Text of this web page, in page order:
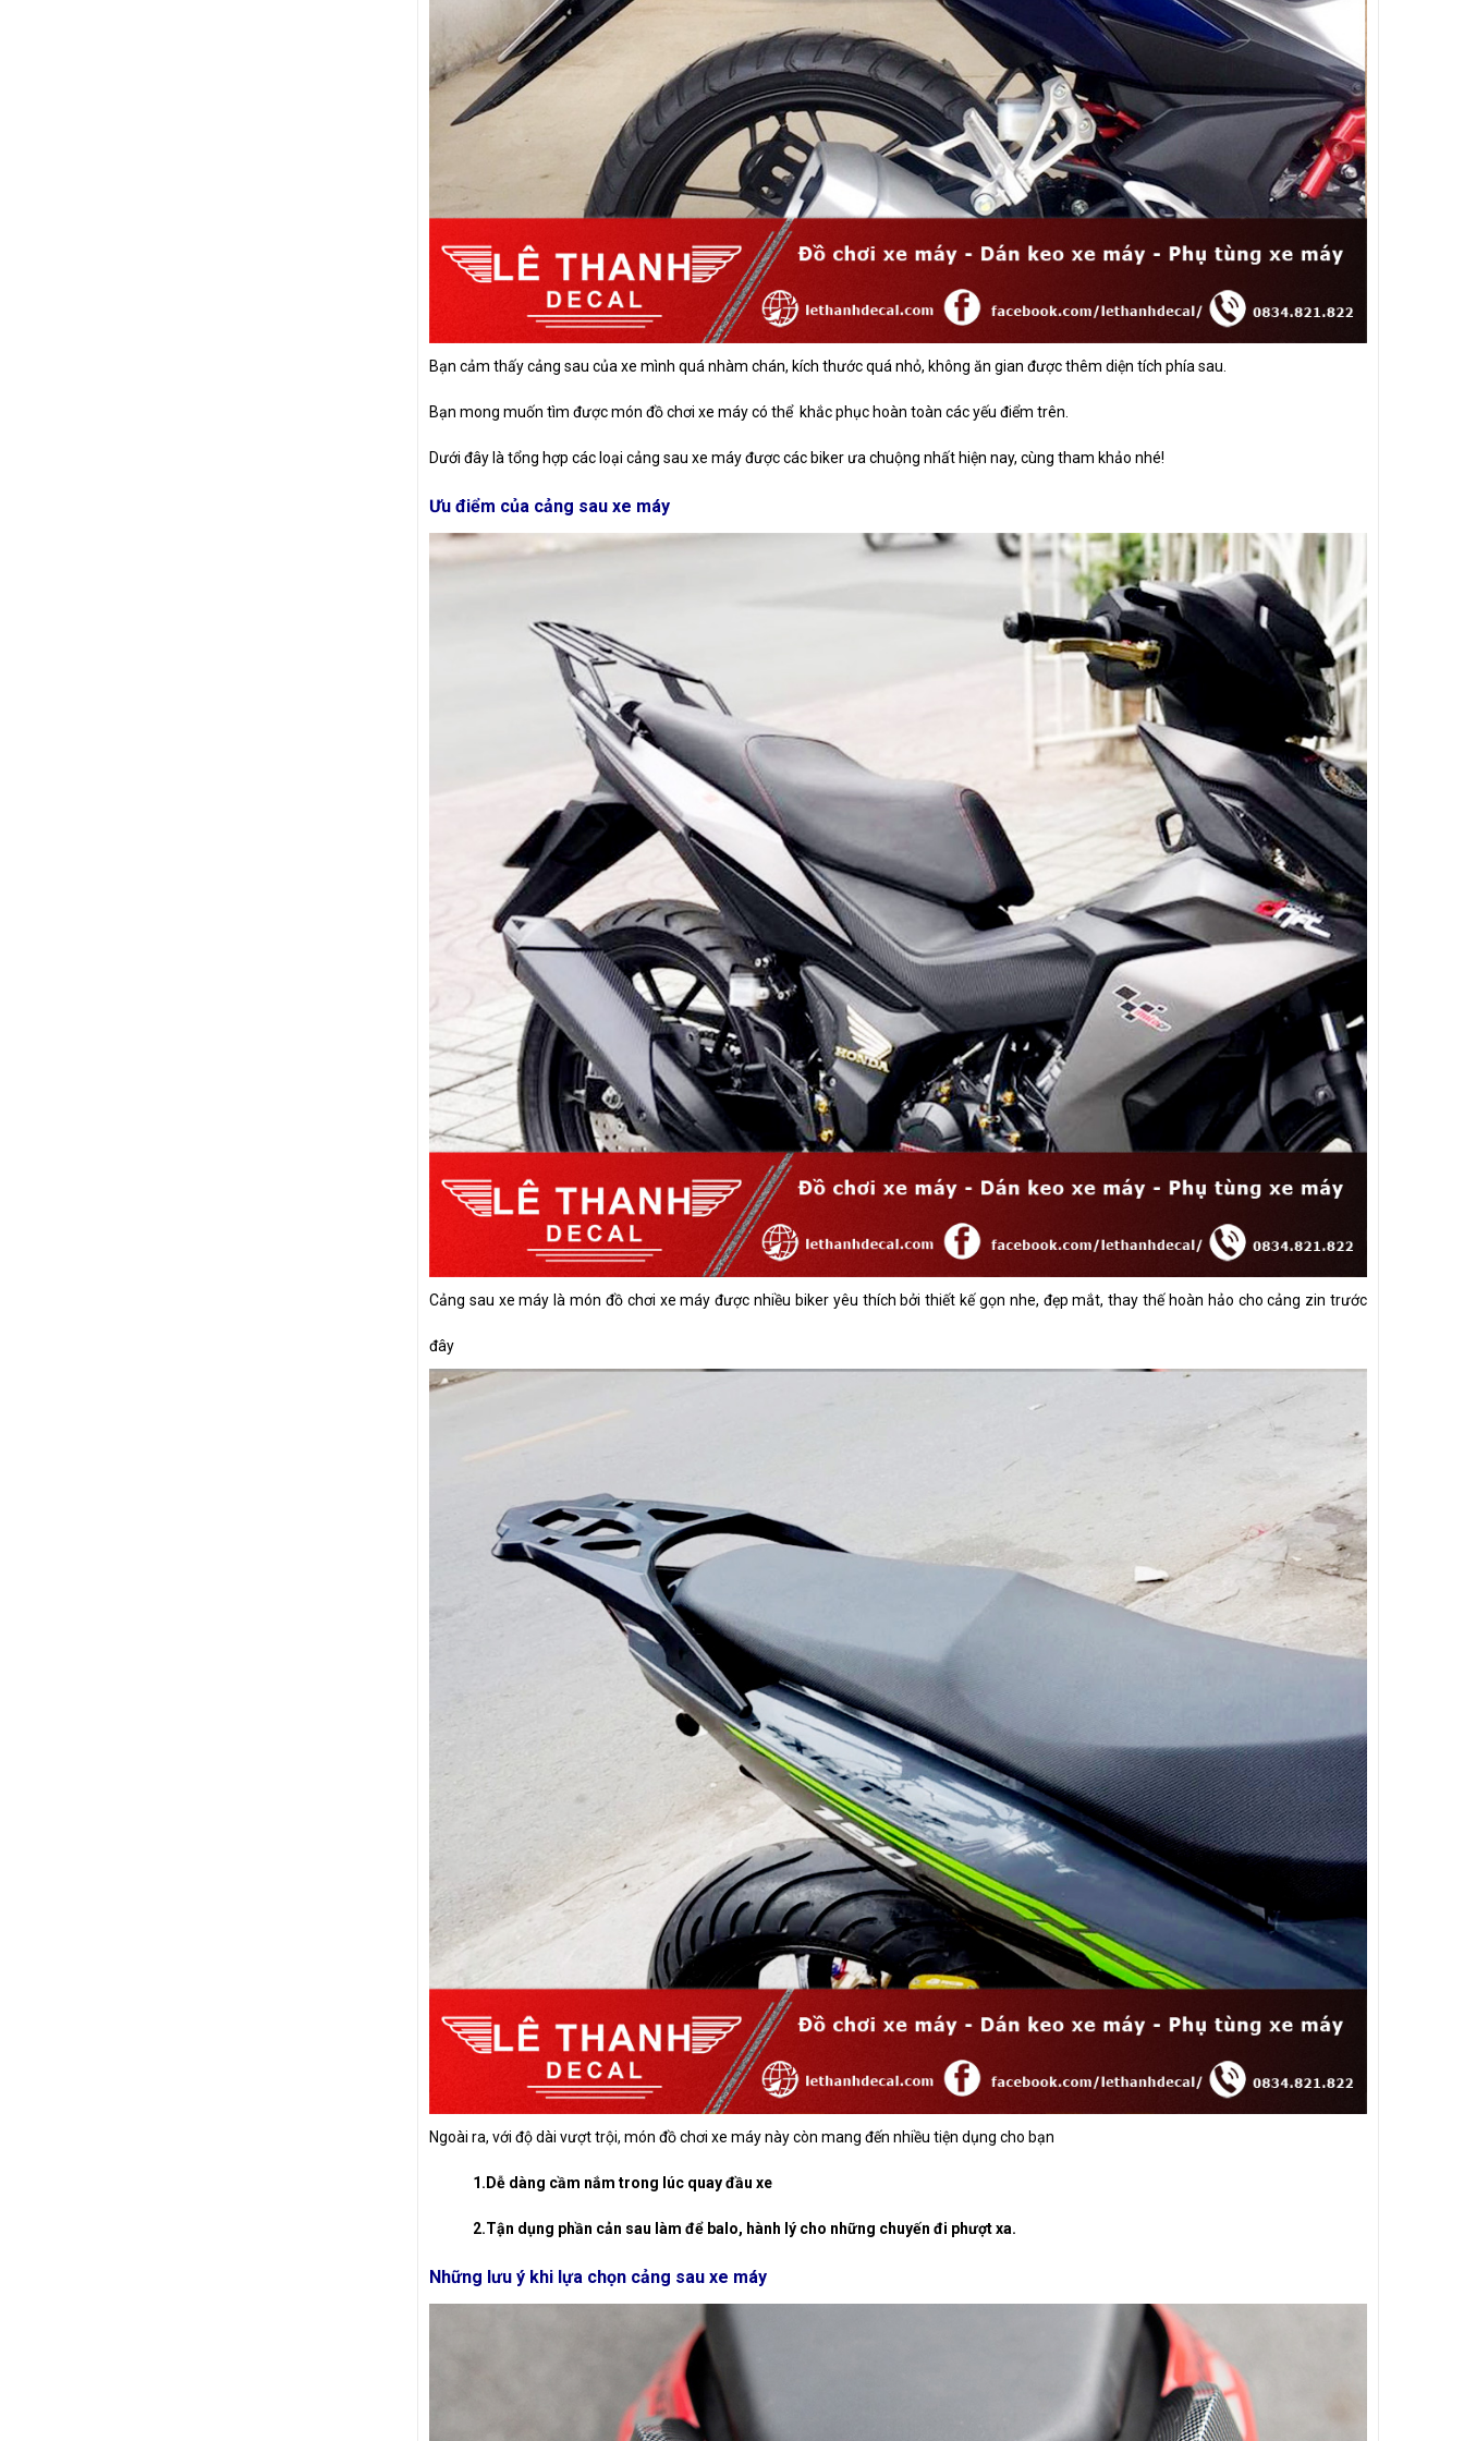
Bạn cảm thấy cảng sau của xe mình quá nhàm chán, kích thước quá nhỏ, không ăn gian được thêm diện tích phía sau.
Bạn mong muốn tìm được món đồ chơi xe máy có thể khắc phục hoàn toàn các yếu điểm trên.
Dưới đây là tổng hợp các loại cảng sau xe máy được các biker ưa chuộng nhất hiện nay, cùng tham khảo nhé!
Ưu điểm của cảng sau xe máy
Cảng sau xe máy là món đồ chơi xe máy được nhiều biker yêu thích bởi thiết kế gọn nhe, đẹp mắt, thay thế hoàn hảo cho cảng zin trước
đây
Ngoài ra, với độ dài vượt trội, món đồ chơi xe máy này còn mang đến nhiều tiện dụng cho bạn
1.Dễ dàng cầm nắm trong lúc quay đầu xe
2.Tận dụng phần cản sau làm để balo, hành lý cho những chuyến đi phượt xa.
Những lưu ý khi lựa chọn cảng sau xe máy